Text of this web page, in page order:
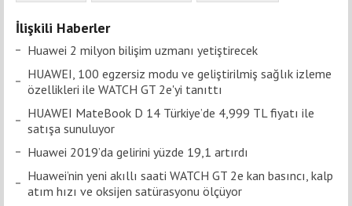
İlişkili Haberler
Huawei 2 milyon bilişim uzmanı yetiştirecek
HUAWEI, 100 egzersiz modu ve geliştirilmiş sağlık izleme
özellikleri ile WATCH GT 2e'yi tanıttı
HUAWEI MateBook D 14 Türkiye’de 4,999 TL fiyatı ile
satışa sunuluyor
Huawei 2019’da gelirini yüzde 19,1 artırdı
Huawei’nin yeni akıllı saati WATCH GT 2e kan basıncı, kalp
atım hızı ve oksijen satürasyonu ölçüyor